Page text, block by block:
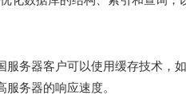
服务器客户可以使用缓存技术，
务器的响应速度。